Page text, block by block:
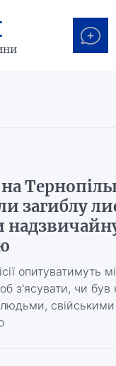
на
загиблу
опитуватимуть
з'ясувати, чи був